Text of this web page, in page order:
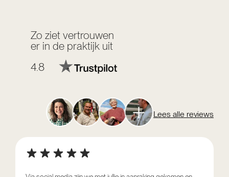
Zo ziet vertrouwen
er in de praktijk uit
4.8
Lees alle reviews